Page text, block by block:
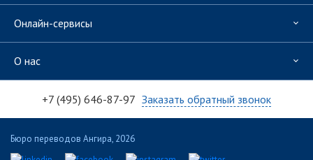
Онлайн-сервисы
О нас
+7 (495) 646-87-97 Заказать обратный звонок
Бюро переводов Ангира, 2026